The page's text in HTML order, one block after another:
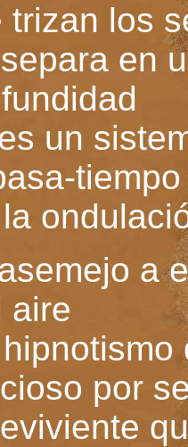
trizan los
en
un
tiempo
a
aire
por